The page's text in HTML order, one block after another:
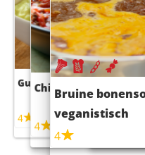
Guacamole
4
Chili con carne
4
Bruine
veganistisch
4
Sushi
4